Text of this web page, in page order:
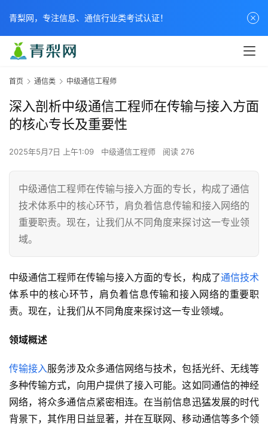
首页 通信类 中级通信工程师
深入剖析中级通信工程师在传输与接入方面
的核心专长及重要性
2025年5月7日 上午1:09 中级通信工程师 阅读 276
中级通信工程师在传输与接入方面的专长，构成了通信
技术体系中的核心环节，肩负着信息传输和接入网络的
重要职责。现在，让我们从不同角度来探讨这一专业领
域。
中级通信工程师在传输与接入方面的专长，构成了通信技术
体系中的核心环节，肩负着信息传输和接入网络的重要职
责。现在，让我们从不同角度来探讨这一专业领域。
领域概述
传输接入服务涉及众多通信网络与技术，包括光纤、无线等
多种传输方式，向用户提供了接入可能。这如同通信的神经
网络，将众多通信点紧密相连。在当前信息迅猛发展的时代
背景下，其作用日益显著，并在互联网、移动通信等多个领
青梨网，专注信息、通信行业类考试认证！